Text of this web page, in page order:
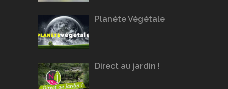
Planète Végétale
Direct au jardin !